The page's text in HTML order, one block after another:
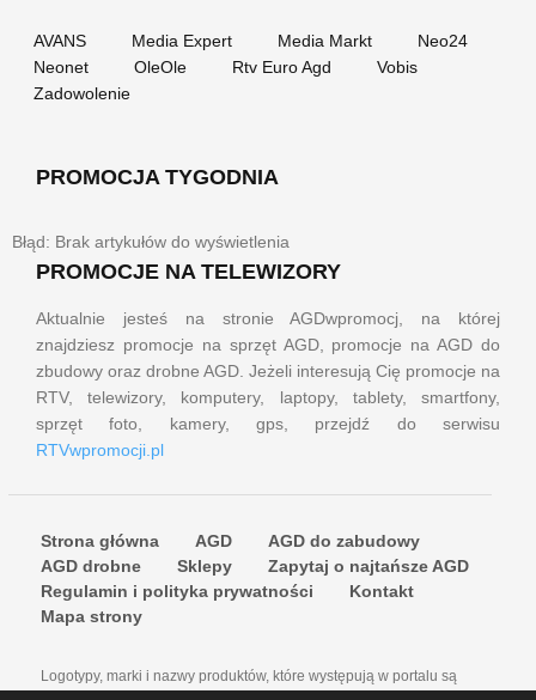
AVANS Media Expert Media Markt
Neo24
Neonet
OleOle Rtv Euro Agd
Vobis
Zadowolenie
PROMOCJA TYGODNIA
Błąd: Brak artykułów do wyświetlenia
PROMOCJE NA TELEWIZORY
Aktualnie jesteś na stronie AGDwpromocj, na której
znajdziesz promocje na sprzęt AGD, promocje na AGD do
zbudowy oraz drobne AGD. Jeżeli interesują Cię promocje na
RTV, telewizory, komputery, laptopy, tablety, smartfony,
sprzęt foto, kamery, gps, przejdź do serwisu
RTVwpromocji.pl
Strona główna AGD
AGD do zabudowy
AGD drobne
Sklepy
Zapytaj o najtańsze AGD
Regulamin i polityka prywatności
Kontakt
Mapa strony
Logotypy, marki i nazwy produktów, które występują w portalu są